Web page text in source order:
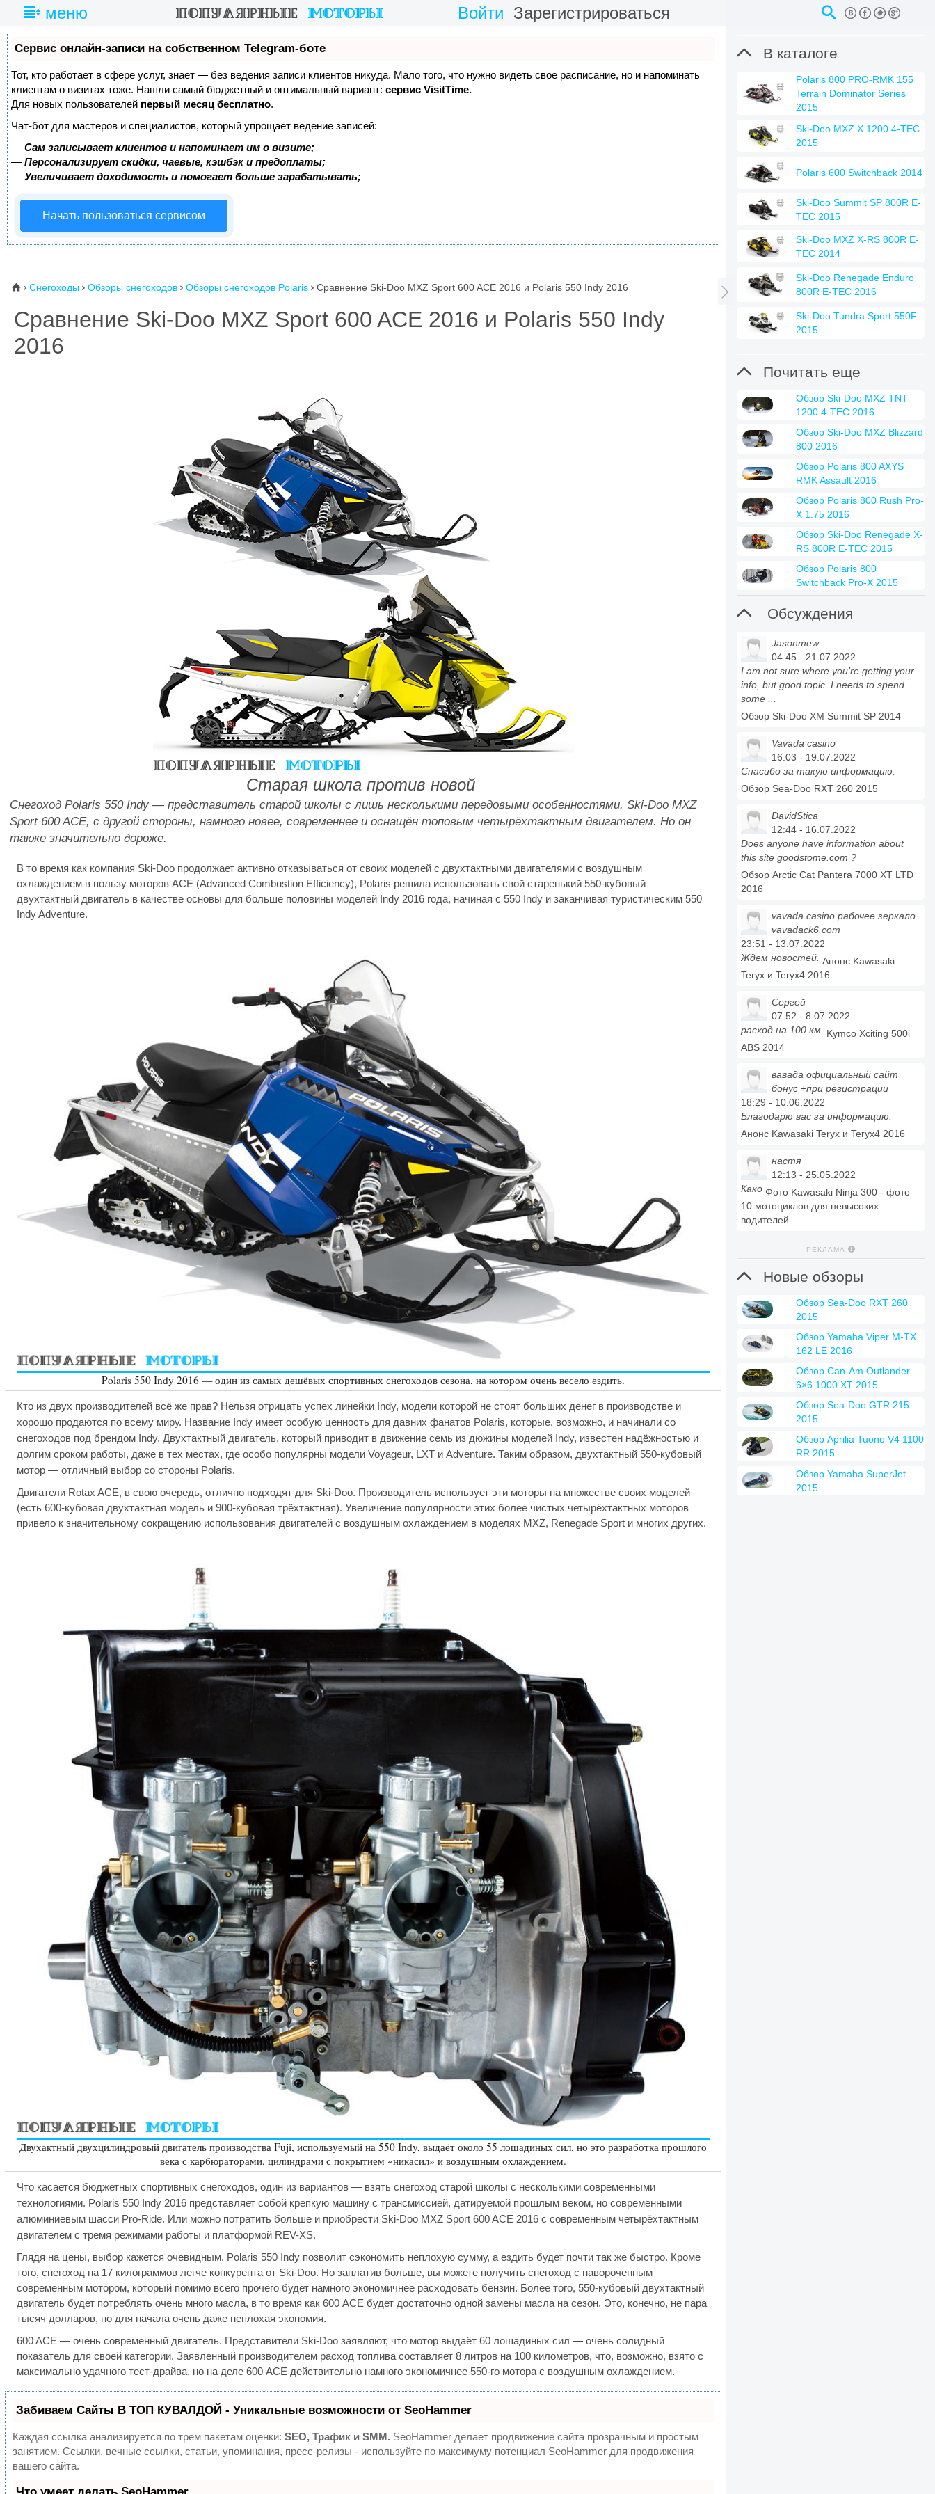
меню Войти Зарегистрироваться
Сервис онлайн-записи на собственном Telegram-боте
Тот, кто работает в сфере услуг, знает — без ведения записи клиентов никуда. Мало того, что нужно видеть свое расписание, но и напоминать
клиентам о визитах тоже. Нашли самый бюджетный и оптимальный вариант: сервис VisitTime.
Для новых пользователей первый месяц бесплатно.
Чат-бот для мастеров и специалистов, который упрощает ведение записей:
— Сам записывает клиентов и напоминает им о визите;
— Персонализирует скидки, чаевые, кэшбэк и предоплаты;
— Увеличивает доходимость и помогает больше зарабатывать;
Начать пользоваться сервисом
⌂  Снегоходы  Обзоры снегоходов  Обзоры снегоходов Polaris  Сравнение Ski-Doo MXZ Sport 600 ACE 2016 и Polaris 550 Indy 2016
Сравнение Ski-Doo MXZ Sport 600 ACE 2016 и Polaris 550 Indy
2016
Старая школа против новой
Снегоход Polaris 550 Indy — представитель старой школы с лишь несколькими передовыми особенностями. Ski-Doo MXZ
Sport 600 ACE, с другой стороны, намного новее, современнее и оснащён топовым четырёхтактным двигателем. Но он
также значительно дороже.
В то время как компания Ski-Doo продолжает активно отказываться от своих моделей с двухтактными двигателями с воздушным
охлаждением в пользу моторов ACE (Advanced Combustion Efficiency), Polaris решила использовать свой старенький 550-кубовый
двухтактный двигатель в качестве основы для больше половины моделей Indy 2016 года, начиная с 550 Indy и заканчивая туристическим 550
Indy Adventure.
Polaris 550 Indy 2016 — один из самых дешёвых спортивных снегоходов сезона, на котором очень весело ездить.
Кто из двух производителей всё же прав? Нельзя отрицать успех линейки Indy, модели которой не стоят больших денег в производстве и
хорошо продаются по всему миру. Название Indy имеет особую ценность для давних фанатов Polaris, которые, возможно, и начинали со
снегоходов под брендом Indy. Двухтактный двигатель, который приводит в движение семь из дюжины моделей Indy, известен надёжностью и
долгим сроком работы, даже в тех местах, где особо популярны модели Voyageur, LXT и Adventure. Таким образом, двухтактный 550-кубовый
мотор — отличный выбор со стороны Polaris.
Двигатели Rotax ACE, в свою очередь, отлично подходят для Ski-Doo. Производитель использует эти моторы на множестве своих моделей
(есть 600-кубовая двухтактная модель и 900-кубовая трёхтактная). Увеличение популярности этих более чистых четырёхтактных моторов
привело к значительному сокращению использования двигателей с воздушным охлаждением в моделях MXZ, Renegade Sport и многих других.
Двухактный двухцилиндровый двигатель производства Fuji, используемый на 550 Indy, выдаёт около 55 лошадиных сил, но это разработка прошлого
века с карбюраторами, цилиндрами с покрытием «никасил» и воздушным охлаждением.
Что касается бюджетных спортивных снегоходов, один из вариантов — взять снегоход старой школы с несколькими современными
технологиями. Polaris 550 Indy 2016 представляет собой крепкую машину с трансмиссией, датируемой прошлым веком, но современными
алюминиевым шасси Pro-Ride. Или можно потратить больше и приобрести Ski-Doo MXZ Sport 600 ACE 2016 с современным четырёхтактным
двигателем с тремя режимами работы и платформой REV-XS.
Глядя на цены, выбор кажется очевидным. Polaris 550 Indy позволит сэкономить неплохую сумму, а ездить будет почти так же быстро. Кроме
того, снегоход на 17 килограммов легче конкурента от Ski-Doo. Но заплатив больше, вы можете получить снегоход с навороченным
современным мотором, который помимо всего прочего будет намного экономичнее расходовать бензин. Более того, 550-кубовый двухтактный
двигатель будет потреблять очень много масла, в то время как 600 ACE будет достаточно одной замены масла на сезон. Это, конечно, не пара
тысяч долларов, но для начала очень даже неплохая экономия.
600 ACE — очень современный двигатель. Представители Ski-Doo заявляют, что мотор выдаёт 60 лошадиных сил — очень солидный
показатель для своей категории. Заявленный производителем расход топлива составляет 8 литров на 100 километров, что, возможно, взято с
максимально удачного тест-драйва, но на деле 600 ACE действительно намного экономичнее 550-го мотора с воздушным охлаждением.
Забиваем Сайты В ТОП КУВАЛДОЙ - Уникальные возможности от SeoHammer
Каждая ссылка анализируется по трем пакетам оценки: SEO, Трафик и SMM. SeoHammer делает продвижение сайта прозрачным и простым
занятием. Ссылки, вечные ссылки, статьи, упоминания, пресс-релизы - используйте по максимуму потенциал SeoHammer для продвижения
вашего сайта.

 В каталоге
Polaris 800 PRO-RMK 155
Terrain Dominator Series
2015
Ski-Doo MXZ X 1200 4-TEC
2015
Polaris 600 Switchback 2014
Ski-Doo Summit SP 800R E-
TEC 2015
Ski-Doo MXZ X-RS 800R E-
TEC 2014
Ski-Doo Renegade Enduro
800R E-TEC 2016
Ski-Doo Tundra Sport 550F
2015
 Почитать еще
Обзор Ski-Doo MXZ TNT
1200 4-TEC 2016
Обзор Ski-Doo MXZ Blizzard
800 2016
Обзор Polaris 800 AXYS
RMK Assault 2016
Обзор Polaris 800 Rush Pro-
X 1.75 2016
Обзор Ski-Doo Renegade X-
RS 800R E-TEC 2015
Обзор Polaris 800
Switchback Pro-X 2015
 Обсуждения
Jasonmew
04:45 - 21.07.2022
I am not sure where you’re getting your
info, but good topic. I needs to spend
some ...
Обзор Ski-Doo XM Summit SP 2014
Vavada casino
16:03 - 19.07.2022
Спасибо за такую информацию.
Обзор Sea-Doo RXT 260 2015
DavidStica
12:44 - 16.07.2022
Does anyone have information about
this site goodstome.com ?
Обзор Arctic Cat Pantera 7000 XT LTD
2016
vavada casino рабочее зеркало
vavadack6.com
23:51 - 13.07.2022
Ждем новостей. Анонс Kawasaki
Teryx и Teryx4 2016
Сергей
07:52 - 8.07.2022
расход на 100 км. Kymco Xciting 500i
ABS 2014
вавада официальный сайт
бонус +при регистрации
18:29 - 10.06.2022
Благодарю вас за информацию.
Анонс Kawasaki Teryx и Teryx4 2016
настя
12:13 - 25.05.2022
Како Фото Kawasaki Ninja 300 - фото
10 мотоциклов для невысоких
водителей
РЕКЛАМА
 Новые обзоры
Обзор Sea-Doo RXT 260
2015
Обзор Yamaha Viper M-TX
162 LE 2016
Обзор Can-Am Outlander
6×6 1000 XT 2015
Обзор Sea-Doo GTR 215
2015
Обзор Aprilia Tuono V4 1100
RR 2015
Обзор Yamaha SuperJet
2015